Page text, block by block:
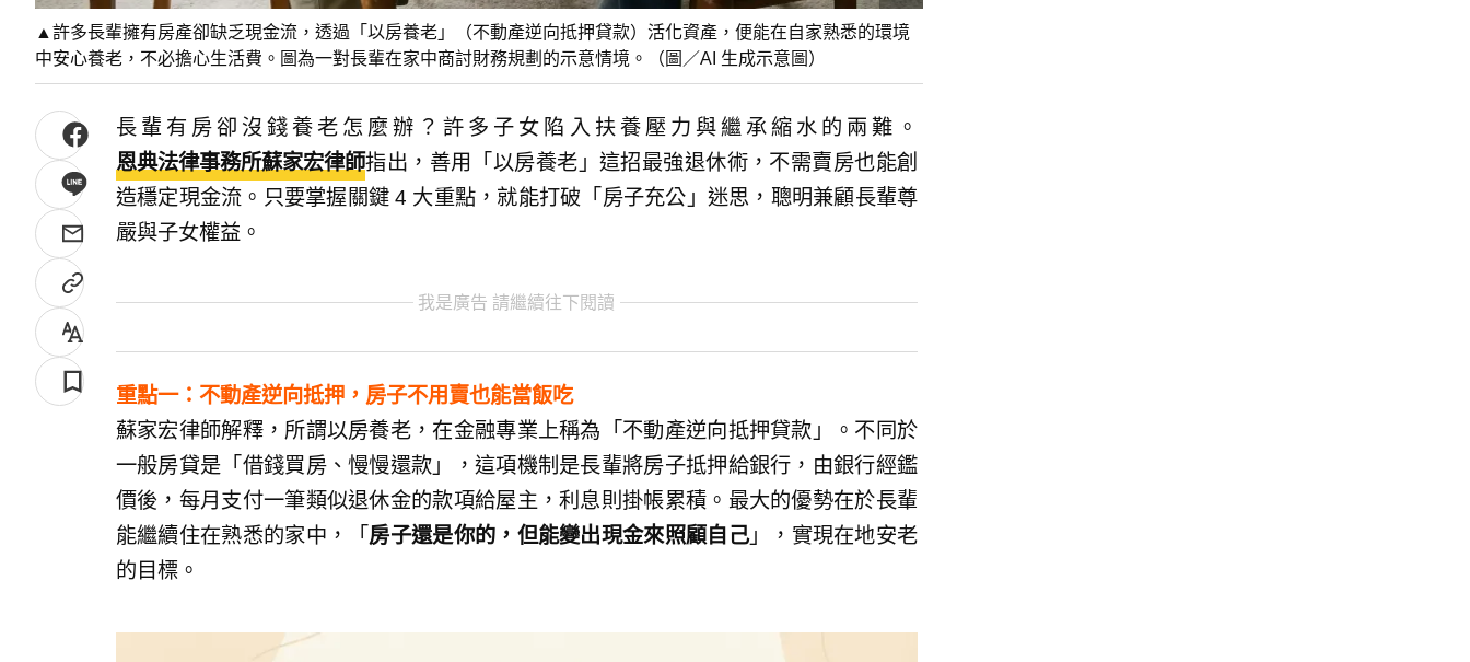
▲許多長輩擁有房產卻缺乏現金流，透過「以房養老」（不動產逆向抵押貸款）活化資產，便能在自家熟悉的環境
中安心養老，不必擔心生活費。圖為一對長輩在家中商討財務規劃的示意情境。（圖／AI 生成示意圖）
長輩有房卻沒錢養老怎麼辦？許多子女陷入扶養壓力與繼承縮水的兩難。
恩典法律事務所蘇家宏律師指出，善用「以房養老」這招最強退休術，不需賣房也能創
造穩定現金流。只要掌握關鍵 4 大重點，就能打破「房子充公」迷思，聰明兼顧長輩尊
嚴與子女權益。
我是廣告 請繼續往下閱讀
重點一：不動產逆向抵押，房子不用賣也能當飯吃
蘇家宏律師解釋，所謂以房養老，在金融專業上稱為「不動產逆向抵押貸款」。不同於
一般房貸是「借錢買房、慢慢還款」，這項機制是長輩將房子抵押給銀行，由銀行經鑑
價後，每月支付一筆類似退休金的款項給屋主，利息則掛帳累積。最大的優勢在於長輩
能繼續住在熟悉的家中，「 房子還是你的，但能變出現金來照顧自己」，實現在地安老
的目標。